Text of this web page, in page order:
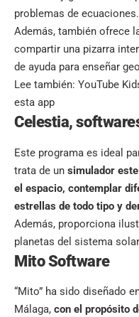
problemas de ecuaciones.
Además, también ofrece
compartir una pizarra
de ayuda para enseñar
Lee también: YouTube
esta app
Celestia,
Este programa es ideal
trata de un simulador
el espacio, contemplar
estrellas de todo tipo y
Además, proporciona
planetas del sistema
Mito Software
“Mito” ha sido diseñado
Málaga, con el propósito